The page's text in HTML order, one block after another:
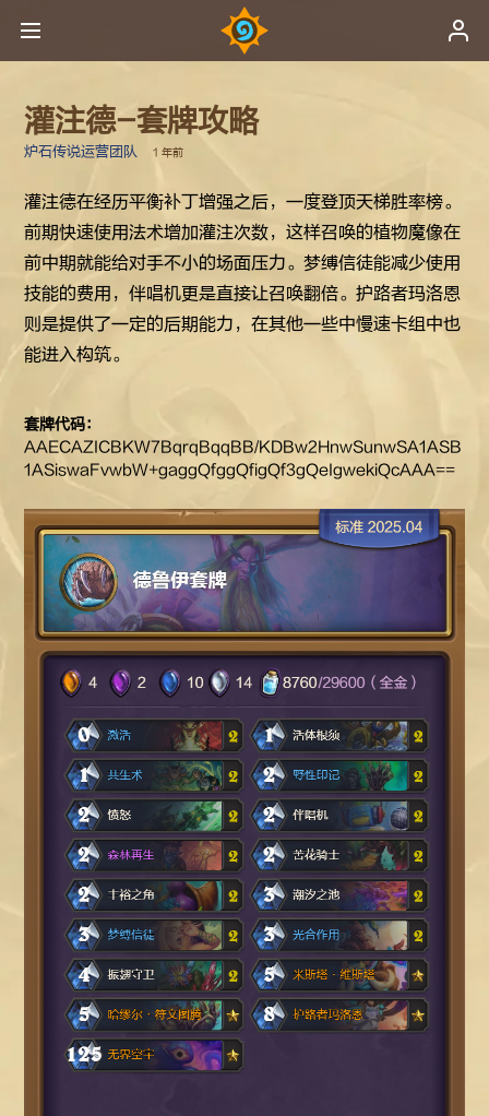
灌注德-套牌攻略
炉石传说运营团队 1 年前
灌注德在经历平衡补丁增强之后，一度登顶天梯胜率榜。
前期快速使用法术增加灌注次数，这样召唤的植物魔像在
前中期就能给对手不小的场面压力。梦缚信徒能减少使用
技能的费用，伴唱机更是直接让召唤翻倍。护路者玛洛恩
则是提供了一定的后期能力，在其他一些中慢速卡组中也
能进入构筑。
套牌代码：
AAECAZICBKW7BqrqBqqBB/KDBw2HnwSunwSA1ASB
1ASiswaFvwbW+gaggQfggQfigQf3gQeIgwekiQcAAA==